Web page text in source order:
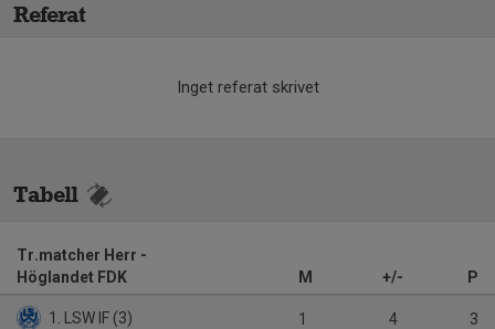
Referat
Inget referat skrivet
Tabell
Tr.matcher Herr -
Höglandet FDK
M +/- P
1. LSW IF (3) 1 4 3